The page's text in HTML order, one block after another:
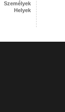
Személyek
Helyek